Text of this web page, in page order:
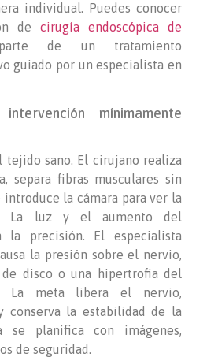
individual. Puedes conocer
de cirugía endoscópica de
de un tratamiento
guiado por un especialista en
mínimamente
tejido sano. El cirujano realiza
separa fibras musculares sin
la cámara para ver la
La luz y el aumento del
la precisión. El especialista
la presión sobre el nervio,
disco o una hipertrofia del
La meta libera el nervio,
conserva la estabilidad de la
se planifica con imágenes,
de seguridad.